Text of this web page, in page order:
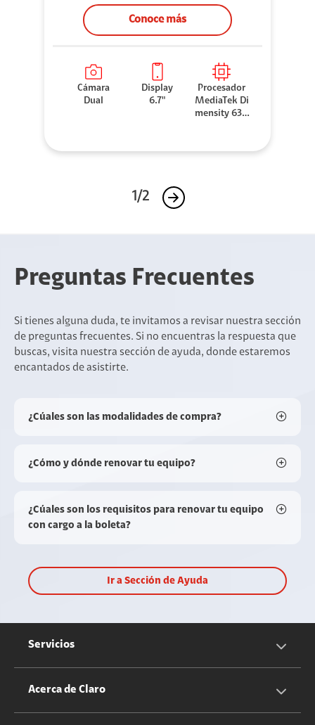
Conoce más
Cámara
Dual
Display
6.7"
Procesador
MediaTek Di
mensity 630
1/2
Preguntas Frecuentes
Si tienes alguna duda, te invitamos a revisar nuestra sección
de preguntas frecuentes. Si no encuentras la respuesta que
buscas, visita nuestra sección de ayuda, donde estaremos
encantados de asistirte.
¿Cúales son las modalidades de compra?
¿Cómo y dónde renovar tu equipo?
¿Cúales son los requisitos para renovar tu equipo
con cargo a la boleta?
Ir a Sección de Ayuda
Servicios
Servicios Móviles
Acerca de Claro